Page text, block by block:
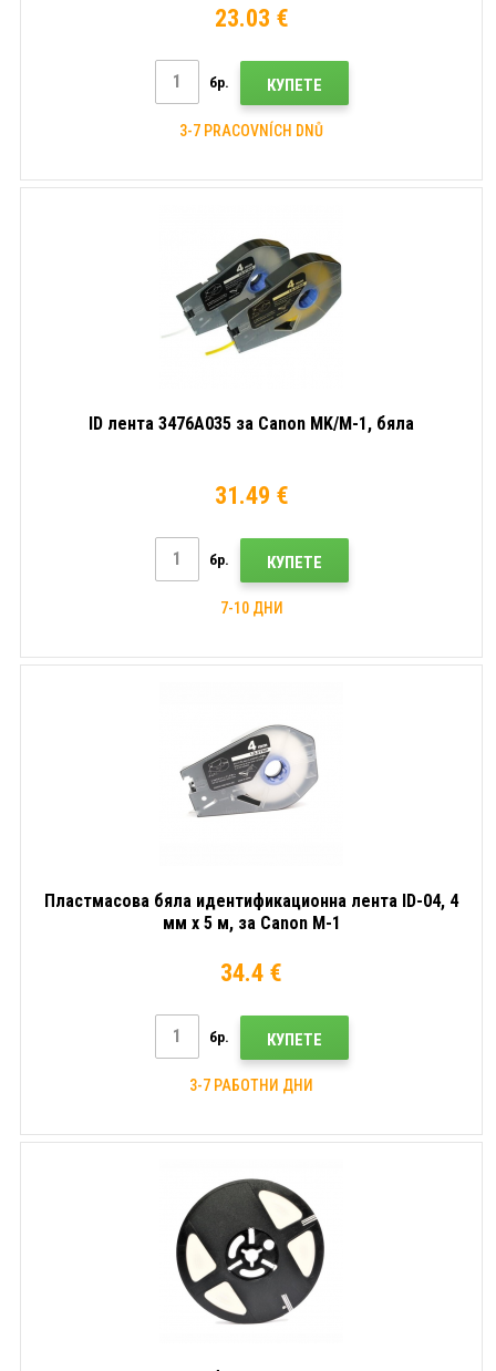
23.03 €
бр. КУПЕТЕ
3-7 PRACOVNÍCH DNŮ
ID лента 3476A035 за Canon MK/M-1, бяла
31.49 €
бр. КУПЕТЕ
7-10 ДНИ
Пластмасова бяла идентификационна лента ID-04, 4
мм x 5 м, за Canon M-1
34.4 €
бр. КУПЕТЕ
3-7 РАБОТНИ ДНИ